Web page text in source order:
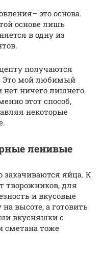
это основа.
основе лишь
в одну из
получаются
Это мой любимый
нет ничего лишнего.
этот способ,
некоторые
ленивые
закачиваются яйца. К
творожников, для
и вкусовые
высоте, а готовить
вкусняшки с
сметана тоже